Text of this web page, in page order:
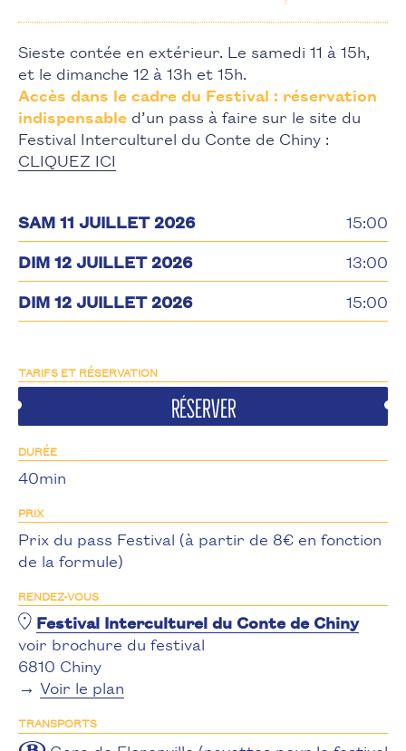
SAM 11 JUILLET 2026
15:00
DIM 12 JUILLET 2026
13:00
DIM 12 JUILLET 2026
15:00
TARIFS ET RÉSERVATION
Réserver
DURÉE
40min
PRIX
Prix du pass Festival (à partir de 8€ en fonction
de la formule)
RENDEZ-VOUS
Festival Interculturel du Conte de Chiny
voir brochure du festival
6810 Chiny
→ Voir le plan
TRANSPORTS
Sieste contée en extérieur. Le samedi 11 à 15h,
et le dimanche 12 à 13h et 15h.
Accès dans le cadre du Festival : réservation
indispensable d’un pass à faire sur le site du
Festival Interculturel du Conte de Chiny :
CLIQUEZ ICI